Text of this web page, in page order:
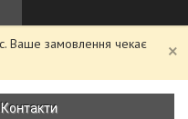
Ваше замовлення чекає
Контакти